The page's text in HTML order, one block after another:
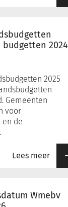
2024
2025
Gemeenten
voor
en de
Lees meer
Wmebv